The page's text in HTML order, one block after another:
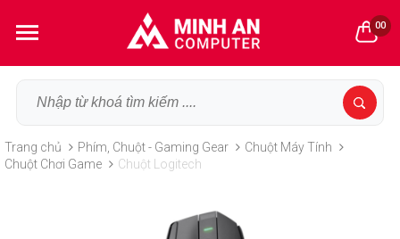
00
Trang chủ Phím, Chuột - Gaming Gear
Chuột Máy Tính
Chuột Chơi Game
Chuột Logitech